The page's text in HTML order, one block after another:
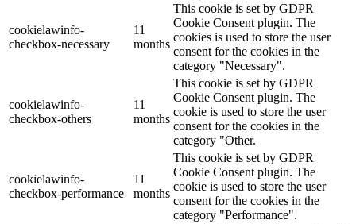
cookielawinfo-
checkbox-necessary
11
months
This cookie is set by GDPR
Cookie Consent plugin. The
cookies is used to store the user
consent for the cookies in the
category "Necessary".
cookielawinfo-
checkbox-others
11
months
This cookie is set by GDPR
Cookie Consent plugin. The
cookie is used to store the user
consent for the cookies in the
category "Other.
cookielawinfo-
checkbox-performance
11
months
This cookie is set by GDPR
Cookie Consent plugin. The
cookie is used to store the user
consent for the cookies in the
category "Performance".